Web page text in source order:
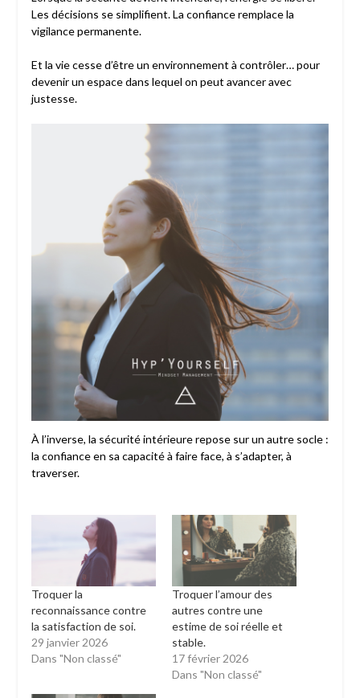
Les décisions se simplifient. La confiance remplace la
vigilance permanente.
Et la vie cesse d’être un environnement à contrôler… pour
devenir un espace dans lequel on peut avancer avec
justesse.
À l’inverse, la sécurité intérieure repose sur un autre socle :
la confiance en sa capacité à faire face, à s’adapter, à
traverser.
Troquer la
reconnaissance contre
la satisfaction de soi.
29 janvier 2026
Dans "Non classé"
Troquer l’amour des
autres contre une
estime de soi réelle et
stable.
17 février 2026
Dans "Non classé"